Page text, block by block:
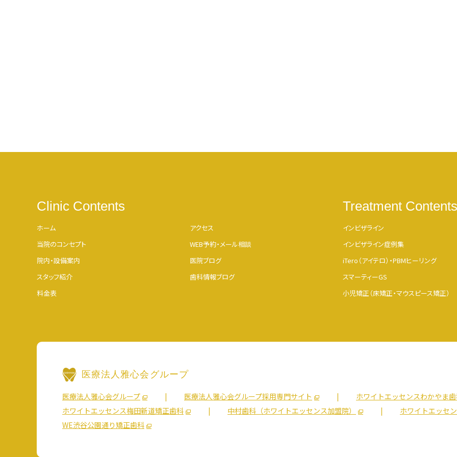
Clinic Contents
ホーム
当院のコンセプト
院内・設備案内
スタッフ紹介
料金表
アクセス
WEB予約・メール相談
医院ブログ
歯科情報ブログ
Treatment Contents
インビザライン
インビザライン症例集
iTero（アイテロ）・PBMヒーリング
スマーティーGS
小児矯正（床矯正・マウスピース矯正）
医療法人雅心会グループ
医療法人雅心会グループ 医療法人雅心会グループ採用専門サイト
ホワイトエッセンスわかやま
ホワイトエッセンス梅田新道矯正歯科
中村歯科（ホワイトエッセンス加盟院）
ホワイトエッセ
WE渋谷公園通り矯正歯科